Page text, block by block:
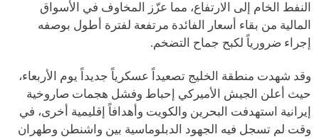
النفط الخام إلى الارتفاع، مما عزّز المخاوف في الأسواق
المالية من بقاء أسعار الفائدة مرتفعة لفترة أطول بوصفه
إجراء ضرورياً لكبح جماح التضخم.
وقد شهدت منطقة الخليج تصعيداً عسكرياً جديداً يوم الأربعاء،
حيث أعلن الجيش الأميركي إحباط وفشل هجمات صاروخية
إيرانية استهدفت البحرين والكويت وأهدافاً إقليمية أخرى، في
وقت لم تسجل فيه الجهود الدبلوماسية بين واشنطن وطهران